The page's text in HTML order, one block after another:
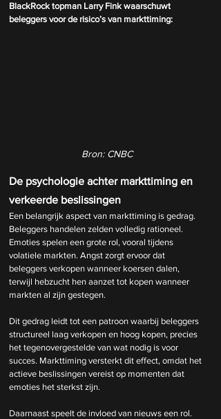
BlackRock topman Larry Fink waarschuwt
beleggers voor de risico’s van markttiming:
Bron: CNBC
De psychologie achter markttiming en
verkeerde beslissingen
Een belangrijk aspect van markttiming is gedrag.
Beleggers handelen zelden volledig rationeel.
Emoties spelen een grote rol, vooral tijdens
volatiele markten. Angst zorgt ervoor dat
beleggers verkopen wanneer koersen dalen,
terwijl hebzucht hen aanzet tot kopen wanneer
markten al zijn gestegen.
Dit gedrag leidt tot een patroon waarbij beleggers
structureel laag verkopen en hoog kopen, precies
het tegenovergestelde van wat nodig is voor
succes. Markttiming versterkt dit effect, omdat het
actieve beslissingen vereist op momenten dat
emoties het sterkst zijn.
Daarnaast speelt de invloed van nieuws een rol.